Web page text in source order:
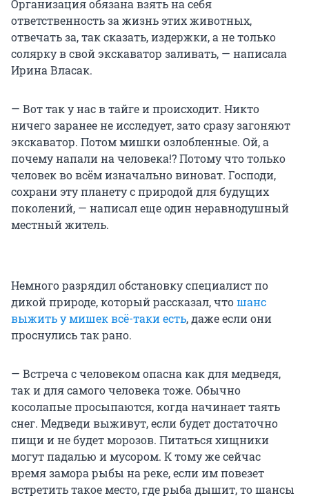
Организация обязана взять на себя
ответственность за жизнь этих животных,
отвечать за, так сказать, издержки, а не только
солярку в свой экскаватор заливать, — написала
Ирина Власак.
— Вот так у нас в тайге и происходит. Никто
ничего заранее не исследует, зато сразу загоняют
экскаватор. Потом мишки озлобленные. Ой, а
почему напали на человека!? Потому что только
человек во всём изначально виноват. Господи,
сохрани эту планету с природой для будущих
поколений, — написал еще один неравнодушный
местный житель.
Немного разрядил обстановку специалист по
дикой природе, который рассказал, чтошанс
выжить у мишек всё-таки есть, даже если они
проснулись так рано.
— Встреча с человеком опасна как для медведя,
так и для самого человека тоже. Обычно
косолапые просыпаются, когда начинает таять
снег. Медведи выживут, если будет достаточно
пищи и не будет морозов. Питаться хищники
могут падалью и мусором. К тому же сейчас
время замора рыбы на реке, если им повезет
встретить такое место, где рыба дышит, то шансы